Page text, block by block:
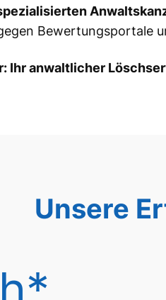
Bewertungsportale
Ihr anwaltlicher
Unsere